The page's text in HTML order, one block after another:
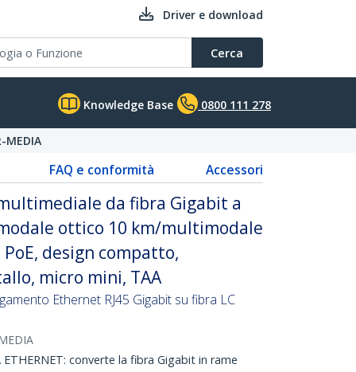
Driver e download
Cerca
Knowledge Base 0800 111 278
MEDIA
FAQ e conformità Accessori
da fibra Gigabit a
ottico 10 km/multimodale
design compatto,
micro mini, TAA
Ethernet RJ45 Gigabit su fibra LC
ETHERNET: converte la fibra Gigabit in rame